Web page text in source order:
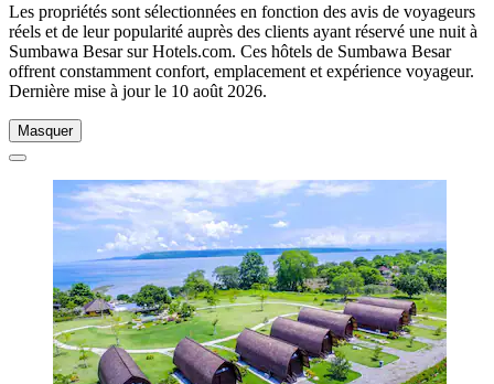
Les propriétés sont sélectionnées en fonction des avis de voyageurs
réels et de leur popularité auprès des clients ayant réservé une nuit à
Sumbawa Besar sur Hotels.com. Ces hôtels de Sumbawa Besar
offrent constamment confort, emplacement et expérience voyageur.
Dernière mise à jour le 10 août 2026.
Masquer